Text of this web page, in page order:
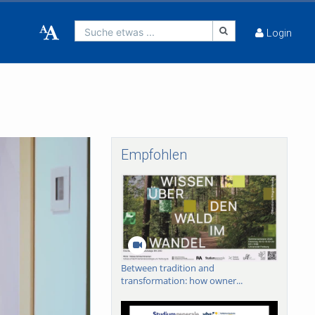
Suche etwas ... Login
Empfohlen
Between tradition and
transformation: how owner...